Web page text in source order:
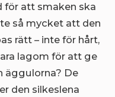
för att smaken ska
så mycket att den
rätt – inte för hårt,
lagom för att ge
äggulorna? De
den silkeslena